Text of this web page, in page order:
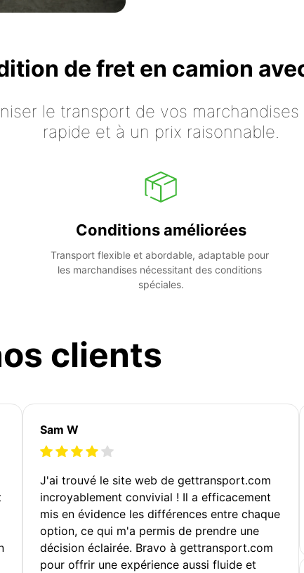
de fret en camion
le transport de vos
rapide et à un prix raisonnable.
Conditions améliorées
Transport flexible et abordable, adaptable pour
les marchandises nécessitant des conditions
spéciales.
clients
Sam W
J'ai trouvé le site web de gettransport.com
incroyablement convivial ! Il a efficacement
mis en évidence les différences entre chaque
option, ce qui m'a permis de prendre une
décision éclairée. Bravo à gettransport.com
pour offrir une expérience aussi fluide et